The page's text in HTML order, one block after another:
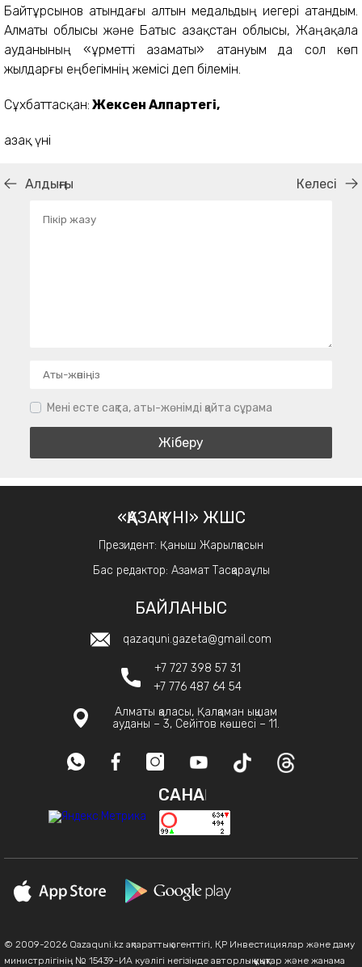
Байтұрсынов атындағы алтын медальдың иегері атандым.
Алматы облысы және Батыс Қазақстан облысы, Жаңақала
ауданының «Құрметті азаматы» атануым да сол көп
жылдарғы еңбегімнің жемісі деп білемін.
Сұхбаттасқан: Жексен Алпартегі,
Қазақ үні
Алдыңғы Келесі
Мені есте сақта, аты-жөнімді қайта сұрама
«ҚАЗАҚ ҮНІ» ЖШС
Президент: Қаныш Жарылқасын
Бас редактор: Азамат Тасқараұлы
БАЙЛАНЫС
qazaquni.gazeta@gmail.com
+7 727 398 57 31
+7 776 487 64 54
Алматы қаласы, Қалқаман ықшам
ауданы – 3, Сейітов көшесі – 11.
САНАҚ
© 2009-2026 Qazaquni.kz ақпараттық агенттігі, ҚР Инвестициялар және даму
министрлігінің № 15439-ИА куәлігі негізінде авторлық құқықтар және жанама